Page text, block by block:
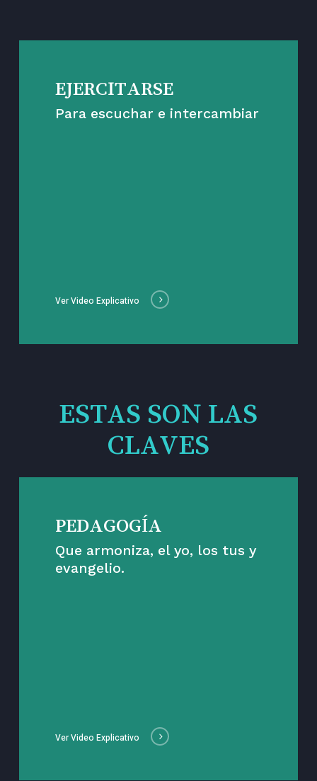
EJERCITARSE
Para escuchar e intercambiar
Ver Video Explicativo
ESTAS SON LAS
CLAVES
PEDAGOGÍA
Que armoniza, el yo, los tus y
evangelio.
Ver Video Explicativo